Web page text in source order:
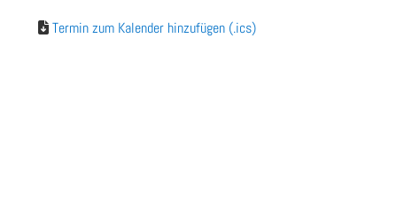
Termin zum Kalender hinzufügen (.ics)